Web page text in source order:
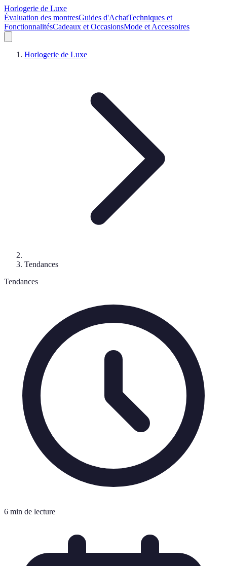
Horlogerie de Luxe
Évaluation des montresGuides d'AchatTechniques et
FonctionnalitésCadeaux et OccasionsMode et Accessoires
Horlogerie de Luxe
Tendances
Tendances
6 min de lecture